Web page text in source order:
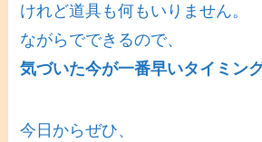
けれど道具も何もいりません。
ながらでできるので、
気づいた今が一番早いタイミング
今日からぜひ、